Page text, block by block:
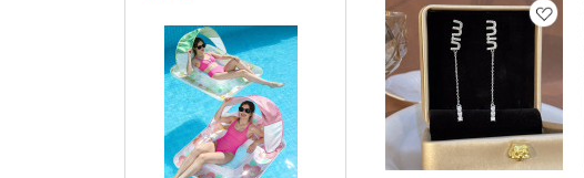
搭通勤小众大容量单肩购物袋